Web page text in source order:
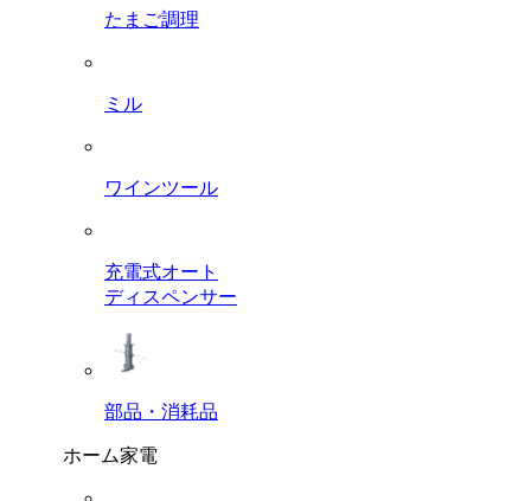
たまご調理
ミル
ワインツール
充電式オート
ディスペンサー
部品・消耗品
ホーム家電